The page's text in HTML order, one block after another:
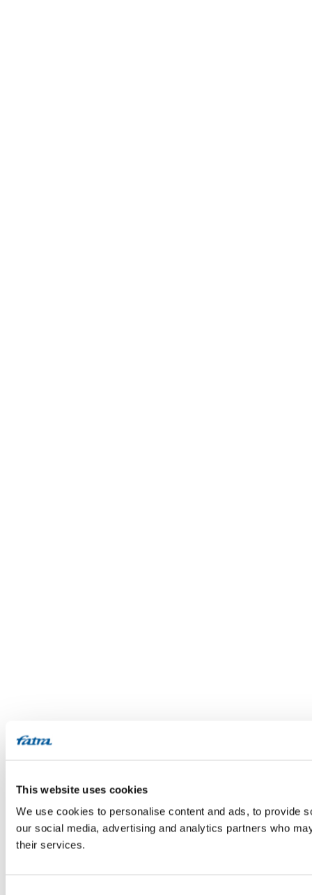
This website uses cookies
We use cookies to personalise content and ads, to provide
our social media, advertising and analytics partners who
their services.